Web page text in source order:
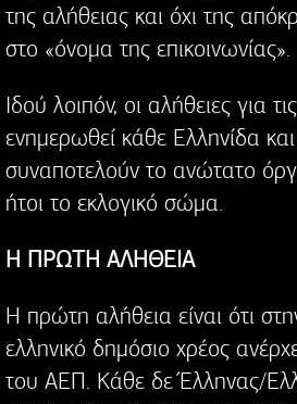
της αλήθειας και όχι της
στο «όνομα της επικοινωνίας».
Ιδού λοιπόν, οι αλήθειες για
ενημερωθεί κάθε Ελληνίδα
συναποτελούν το ανώτατο
ήτοι το εκλογικό σώμα.
Η ΠΡΩΤΗ ΑΛΗΘΕΙΑ
Η πρώτη αλήθεια είναι ότι
ελληνικό δημόσιο χρέος
του ΑΕΠ. Κάθε δε Έλληνας/